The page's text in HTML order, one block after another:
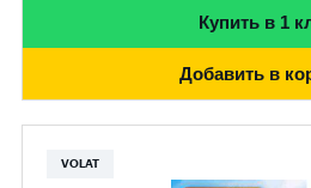
Купить в 1
Добавить в
VOLAT